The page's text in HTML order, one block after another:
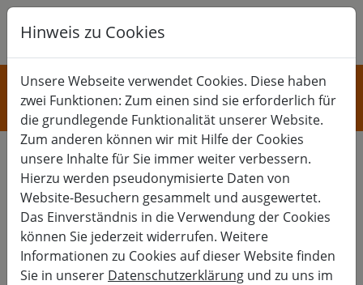
K B
KULTUR
Musik und Tanz
20er Jahre Gesang – Close
Harmony
Gesangwochenende
Hinweis zu Cookies
Unsere Webseite verwendet Cookies. Diese haben
zwei Funktionen: Zum einen sind sie erforderlich für
die grundlegende Funktionalität unserer Website.
Zum anderen können wir mit Hilfe der Cookies
unsere Inhalte für Sie immer weiter verbessern.
Hierzu werden pseudonymisierte Daten von
Website-Besuchern gesammelt und ausgewertet.
Das Einverständnis in die Verwendung der Cookies
können Sie jederzeit widerrufen. Weitere
Informationen zu Cookies auf dieser Website finden
Sie in unserer Datenschutzerklärung und zu uns im